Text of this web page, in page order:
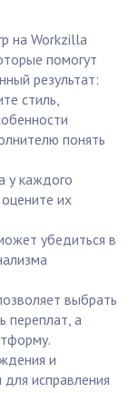
на Workzilla
помогут
результат:
стиль,
понять
у каждого
их
убедиться в
выбрать
переплат, а
и
исправления